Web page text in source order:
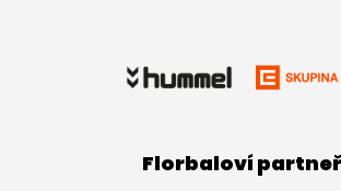
Florbaloví